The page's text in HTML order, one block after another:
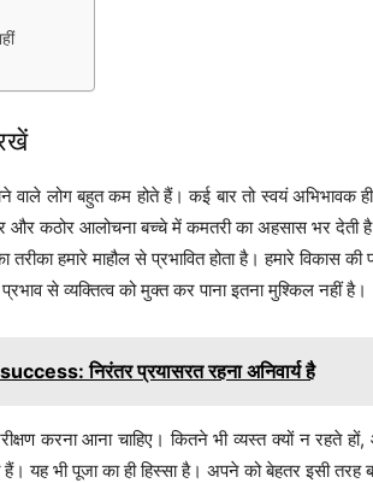
वाले लोग बहुत कम होते हैं। कई बार तो स्वयं
और कठोर आलोचना बच्चे में कमतरी का अहसास भर देती
हमारे माहौल से प्रभावित होता है। हमारे विकास की
से व्यक्तित्व को मुक्त कर पाना इतना मुश्किल नहीं है।
success: निरंतर प्रयासरत रहना अनिवार्य है
करना आना चाहिए। कितने भी व्यस्त क्यों न रहते
यह भी पूजा का ही हिस्सा है। अपने को बेहतर इसी तरह